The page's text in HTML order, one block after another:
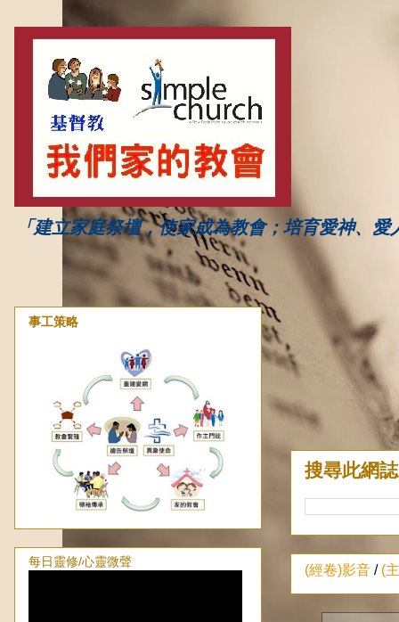
「建立家庭祭壇，使家成為教會；培育愛神、
搜尋此網誌
(經卷)影音 / (
事工策略
每日靈修/心靈微聲